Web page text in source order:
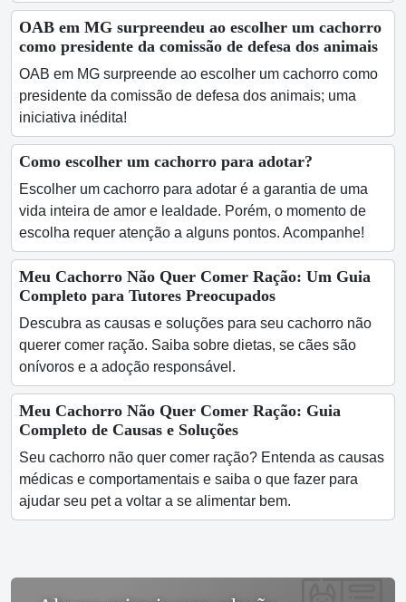
OAB em MG surpreendeu ao escolher um cachorro
como presidente da comissão de defesa dos animais
OAB em MG surpreende ao escolher um cachorro como
presidente da comissão de defesa dos animais; uma
iniciativa inédita!
Como escolher um cachorro para adotar?
Escolher um cachorro para adotar é a garantia de uma
vida inteira de amor e lealdade. Porém, o momento de
escolha requer atenção a alguns pontos. Acompanhe!
Meu Cachorro Não Quer Comer Ração: Um Guia
Completo para Tutores Preocupados
Descubra as causas e soluções para seu cachorro não
querer comer ração. Saiba sobre dietas, se cães são
onívoros e a adoção responsável.
Meu Cachorro Não Quer Comer Ração: Guia
Completo de Causas e Soluções
Seu cachorro não quer comer ração? Entenda as causas
médicas e comportamentais e saiba o que fazer para
ajudar seu pet a voltar a se alimentar bem.